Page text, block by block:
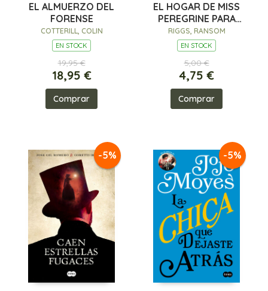
EL ALMUERZO DEL
FORENSE
COTTERILL, COLIN
EN STOCK
19,95 €
18,95 €
Comprar
EL HOGAR DE MISS
PEREGRINE PARA
NIÑOS PECULIARES
RIGGS, RANSOM
EN STOCK
5,00 €
4,75 €
Comprar
-5% -5%